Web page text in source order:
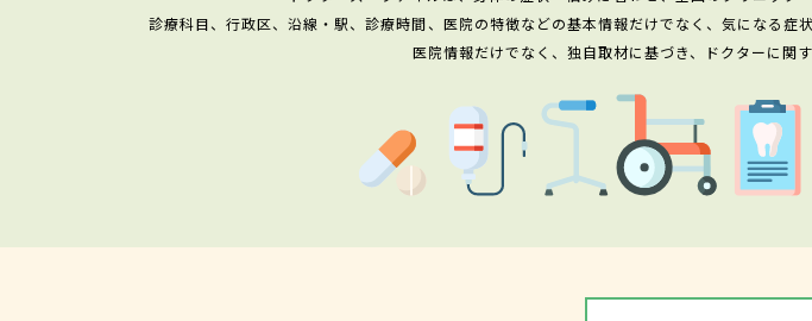
診療科目、行政区、沿線・駅、診療時間、医院の特徴などの基本情報だけでなく、気になる
医院情報だけでなく、独自取材に基づき、ドクターに関